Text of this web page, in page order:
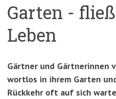
Garten -
Leben
Gärtner und Gärtnerinnen
wortlos in ihrem Garten
Rückkehr oft auf sich